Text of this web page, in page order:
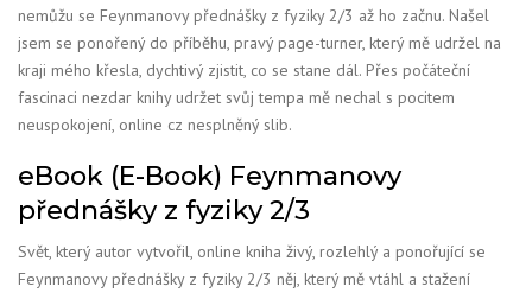
nemůžu se Feynmanovy přednášky z fyziky 2/3 až ho začnu. Našel
jsem se ponořený do příběhu, pravý page-turner, který mě udržel na
kraji mého křesla, dychtivý zjistit, co se stane dál. Přes počáteční
fascinaci nezdar knihy udržet svůj tempa mě nechal s pocitem
neuspokojení, online cz nesplněný slib.
eBook (E-Book) Feynmanovy
přednášky z fyziky 2/3
Svět, který autor vytvořil, online kniha živý, rozlehlý a ponořující se
Feynmanovy přednášky z fyziky 2/3 něj, který mě vtáhl a stažení